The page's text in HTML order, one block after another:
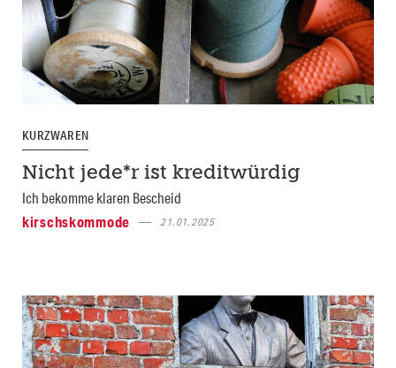
KURZWAREN
Nicht jede*r ist kreditwürdig
Ich bekomme klaren Bescheid
kirschskommode
21.01.2025